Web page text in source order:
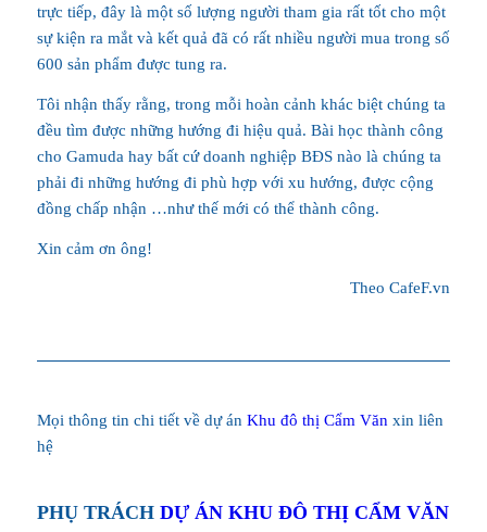
trực tiếp, đây là một số lượng người tham gia rất tốt cho một
sự kiện ra mắt và kết quả đã có rất nhiều người mua trong số
600 sản phẩm được tung ra.
Tôi nhận thấy rằng, trong mỗi hoàn cảnh khác biệt chúng ta
đều tìm được những hướng đi hiệu quả. Bài học thành công
cho Gamuda hay bất cứ doanh nghiệp BĐS nào là chúng ta
phải đi những hướng đi phù hợp với xu hướng, được cộng
đồng chấp nhận …như thế mới có thể thành công.
Xin cảm ơn ông!
Theo CafeF.vn
Mọi thông tin chi tiết về dự án Khu đô thị Cẩm Văn xin liên
hệ
PHỤ TRÁCHDỰ ÁNKHU ĐÔ THỊ CẨM VĂN